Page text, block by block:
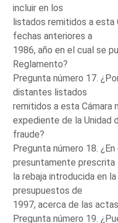
incluir en los
listados remitidos a esta
fechas anteriores a
1986, año en el cual se
Reglamento?
Pregunta número 17.
distantes listados
remitidos a esta Cámara
expediente de la Unidad
fraude?
Pregunta número 18.
presuntamente prescrita
la rebaja introducida en
presupuestos de
1997, acerca de las
Pregunta número 19.